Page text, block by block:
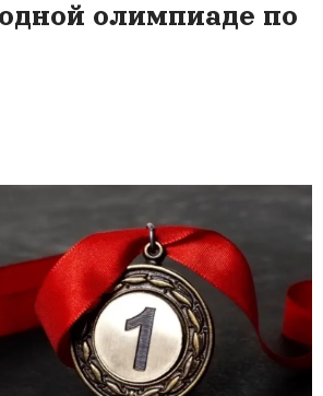
олимпиаде по